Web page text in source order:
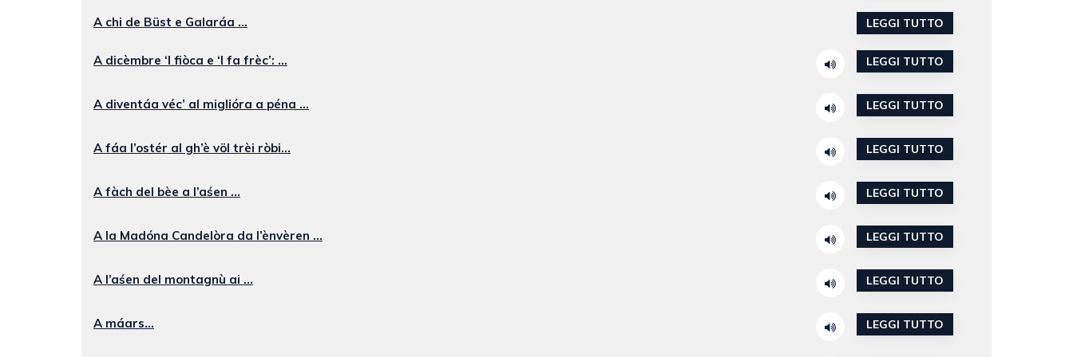
A chi de Büst e Galaráa ... LEGGI TUTTO
A dicèmbre ‘l fiòca e ‘l fa frèc’: ... LEGGI TUTTO
A diventáa véc’ al miglióra a péna ... LEGGI TUTTO
A fáa l’ostér al gh’è völ trèi ròbi... LEGGI TUTTO
A fàch del bèe a l’aśen ... LEGGI TUTTO
A la Madóna Candelòra da l’ènvèren ... LEGGI TUTTO
A l’aśen del montagnù ai ... LEGGI TUTTO
A máars... LEGGI TUTTO